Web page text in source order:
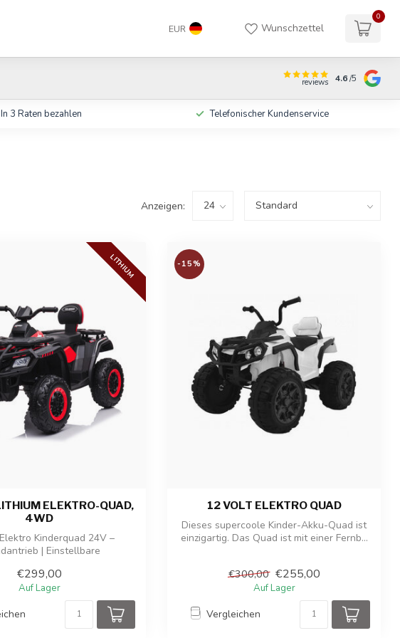
EUR Wunschzettel
0
reviews 4.6/5
In 3 Raten bezahlen Telefonischer Kundenservice
Anzeigen:
LITHIUM
ELEKTRO-QUAD,
4WD
Kinderquad 24V –
| Einstellbare
€299,00
Auf Lager
-15%
12 VOLT ELEKTRO QUAD
Dieses supercoole Kinder-Akku-Quad ist
einzigartig. Das Quad ist mit einer Fernb...
€300,00 €255,00
Auf Lager
Vergleichen